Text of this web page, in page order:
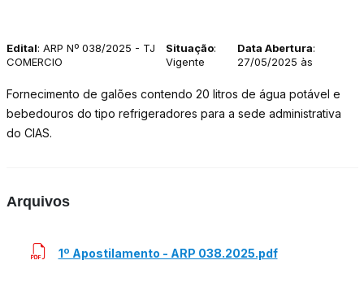
Edital: ARP Nº 038/2025 - TJ
COMERCIO
Situação:
Vigente
Data Abertura:
27/05/2025 às
Fornecimento de galões contendo 20 litros de água potável e
bebedouros do tipo refrigeradores para a sede administrativa
do CIAS.
Arquivos
1º Apostilamento - ARP 038.2025.pdf